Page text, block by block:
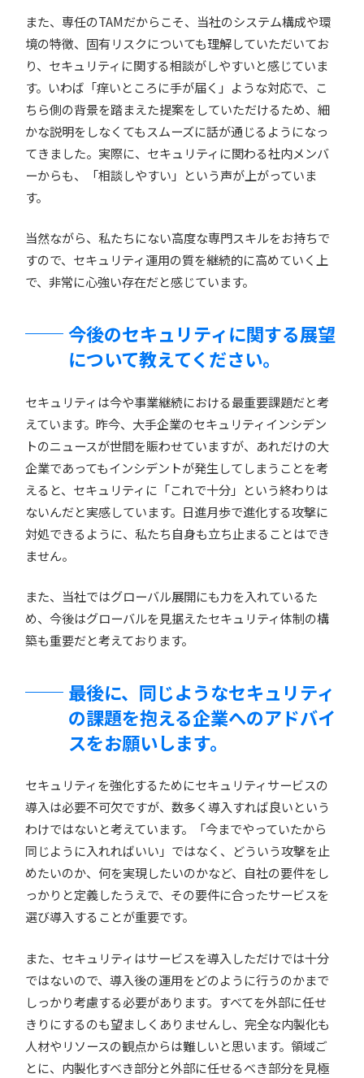
また、専任のTAMだからこそ、当社のシステム構成や環
境の特徴、固有リスクについても理解していただいてお
り、セキュリティに関する相談がしやすいと感じていま
す。いわば「痒いところに手が届く」ような対応で、こ
ちら側の背景を踏まえた提案をしていただけるため、細
かな説明をしなくてもスムーズに話が通じるようになっ
てきました。実際に、セキュリティに関わる社内メンバ
ーからも、「相談しやすい」という声が上がっていま
す。
当然ながら、私たちにない高度な専門スキルをお持ちで
すので、セキュリティ運用の質を継続的に高めていく上
で、非常に心強い存在だと感じています。
今後のセキュリティに関する展望
について教えてください。
セキュリティは今や事業継続における最重要課題だと考
えています。昨今、大手企業のセキュリティインシデン
トのニュースが世間を賑わせていますが、あれだけの大
企業であってもインシデントが発生してしまうことを考
えると、セキュリティに「これで十分」という終わりは
ないんだと実感しています。日進月歩で進化する攻撃に
対処できるように、私たち自身も立ち止まることはでき
ません。
また、当社ではグローバル展開にも力を入れているた
め、今後はグローバルを見据えたセキュリティ体制の構
築も重要だと考えております。
最後に、同じようなセキュリティ
の課題を抱える企業へのアドバイ
スをお願いします。
セキュリティを強化するためにセキュリティサービスの
導入は必要不可欠ですが、数多く導入すれば良いという
わけではないと考えています。「今までやっていたから
同じように入れればいい」ではなく、どういう攻撃を止
めたいのか、何を実現したいのかなど、自社の要件をし
っかりと定義したうえで、その要件に合ったサービスを
選び導入することが重要です。
また、セキュリティはサービスを導入しただけでは十分
ではないので、導入後の運用をどのように行うのかまで
しっかり考慮する必要があります。すべてを外部に任せ
きりにするのも望ましくありませんし、完全な内製化も
人材やリソースの観点からは難しいと思います。領域ご
とに、内製化すべき部分と外部に任せるべき部分を見極